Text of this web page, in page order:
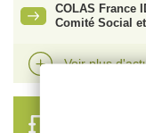
COLAS France
Comité Social
Voir plus